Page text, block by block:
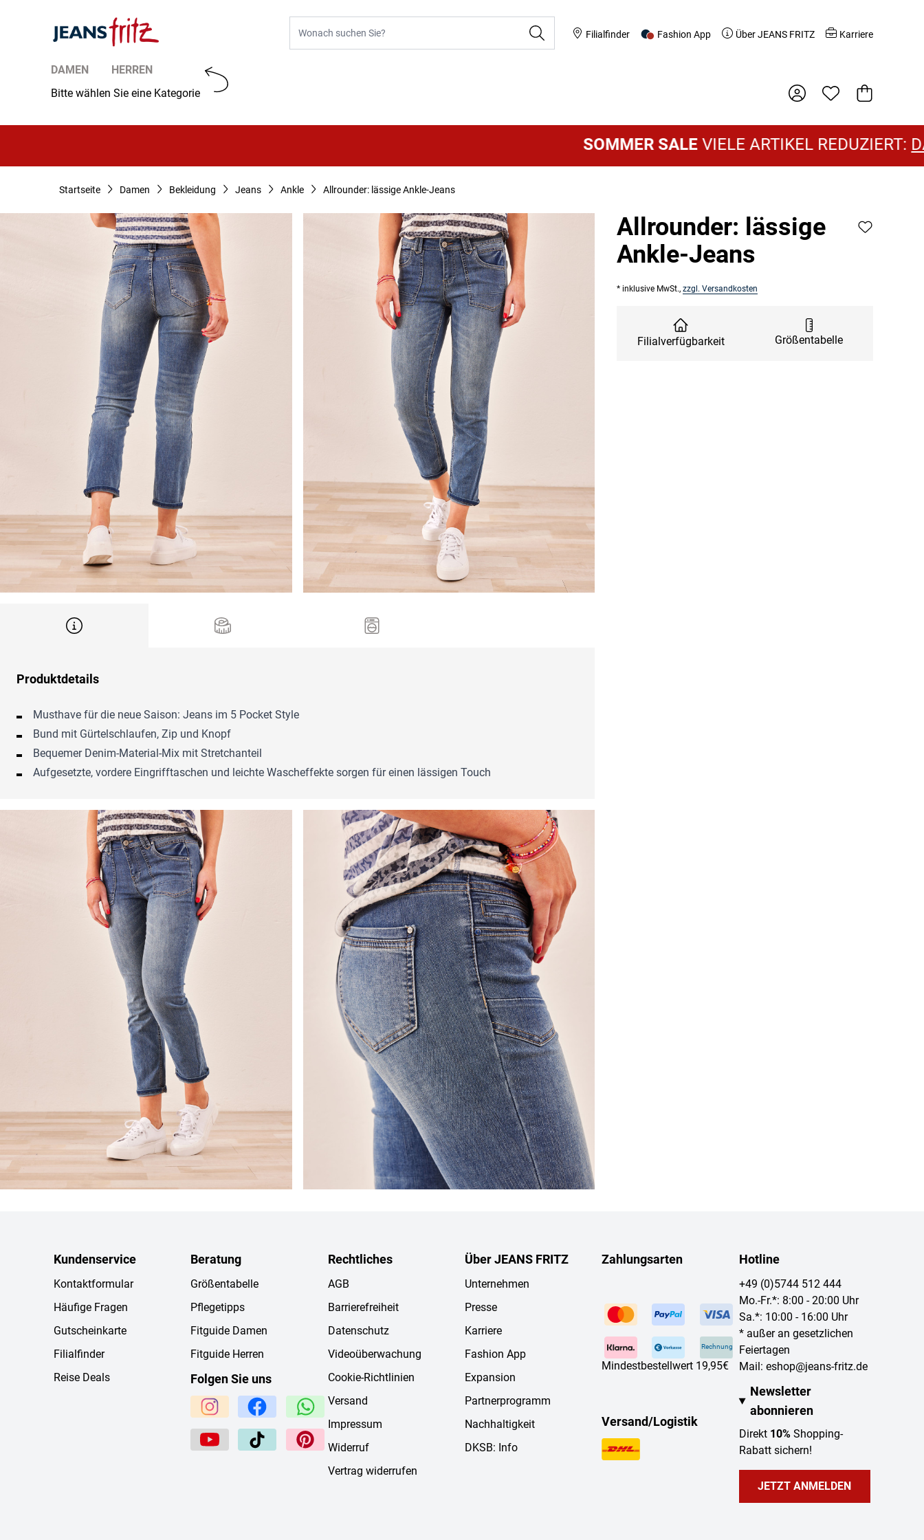
Filialfinder Fashion App Über JEANS FRITZ Karriere
DAMEN
HERREN
Bitte wählen Sie eine Kategorie
Warenkorb
SOMMER SALEVIELE ARTIKEL REDUZIERT:DAMEN
Startseite Damen Bekleidung Jeans Ankle Allrounder: lässige Ankle-Jeans
Produktdetails
Musthave für die neue Saison: Jeans im 5 Pocket Style
Bund mit Gürtelschlaufen, Zip und Knopf
Bequemer Denim-Material-Mix mit Stretchanteil
Aufgesetzte, vordere Eingrifftaschen und leichte Wascheffekte sorgen für einen lässigen Touch
Allrounder: lässige
Ankle-Jeans
* inklusive MwSt., zzgl. Versandkosten
Filialverfügbarkeit Größentabelle
Kundenservice
Kontaktformular
Häufige Fragen
Gutscheinkarte
Filialfinder
Reise Deals
Beratung
Größentabelle
Pflegetipps
Fitguide Damen
Fitguide Herren
Folgen Sie uns
Rechtliches
AGB
Barrierefreiheit
Datenschutz
Videoüberwachung
Cookie-Richtlinien
Versand
Impressum
Widerruf
Vertrag widerrufen
Über JEANS FRITZ
Unternehmen
Presse
Karriere
Fashion App
Expansion
Partnerprogramm
Nachhaltigkeit
DKSB: Info
Zahlungsarten
Rechnung
Mindestbestellwert 19,95€
Versand/Logistik
Hotline
+49 (0)5744 512 444
Mo.-Fr.*: 8:00 - 20:00 Uhr
Sa.*: 10:00 - 16:00 Uhr
* außer an gesetzlichen
Feiertagen
Mail: eshop@jeans-fritz.de
Newsletter
abonnieren
Direkt 10%Shopping-
Rabatt sichern!
JETZT ANMELDEN